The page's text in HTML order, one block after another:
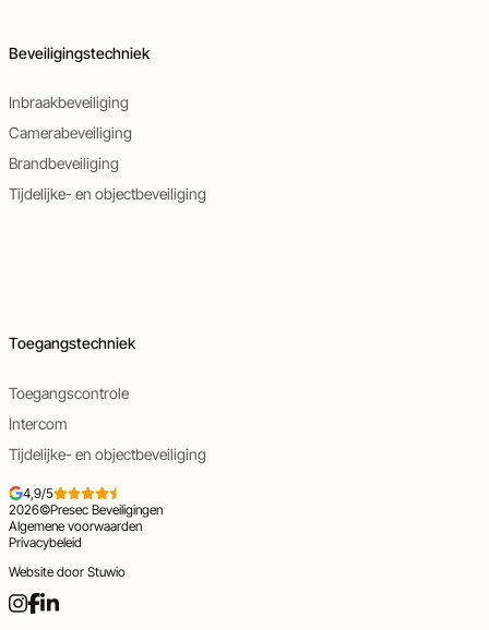
Beveiligingstechniek
Inbraakbeveiliging
Camerabeveiliging
Brandbeveiliging
Tijdelijke- en objectbeveiliging
Toegangstechniek
Toegangscontrole
Intercom
Tijdelijke- en objectbeveiliging
4,9/5
2026©Presec Beveiligingen
Algemene voorwaarden
Privacybeleid
Website doorStuwio